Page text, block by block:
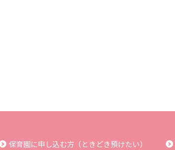
保育園に申し込む方（ときどき預けたい）